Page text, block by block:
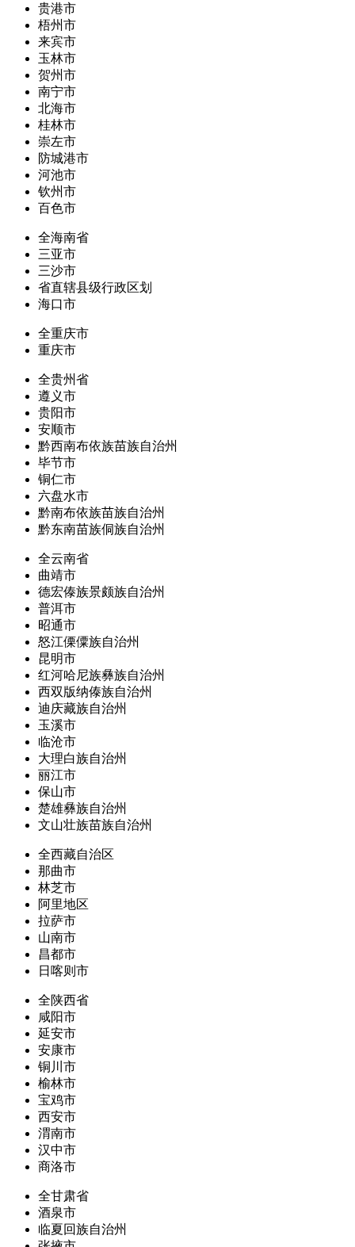
贵港市
梧州市
来宾市
玉林市
贺州市
南宁市
北海市
桂林市
崇左市
防城港市
河池市
钦州市
百色市
全海南省
三亚市
三沙市
省直辖县级行政区划
海口市
全重庆市
重庆市
全贵州省
遵义市
贵阳市
安顺市
黔西南布依族苗族自治州
毕节市
铜仁市
六盘水市
黔南布依族苗族自治州
黔东南苗族侗族自治州
全云南省
曲靖市
德宏傣族景颇族自治州
普洱市
昭通市
怒江傈僳族自治州
昆明市
红河哈尼族彝族自治州
西双版纳傣族自治州
迪庆藏族自治州
玉溪市
临沧市
大理白族自治州
丽江市
保山市
楚雄彝族自治州
文山壮族苗族自治州
全西藏自治区
那曲市
林芝市
阿里地区
拉萨市
山南市
昌都市
日喀则市
全陕西省
咸阳市
延安市
安康市
铜川市
榆林市
宝鸡市
西安市
渭南市
汉中市
商洛市
全甘肃省
酒泉市
临夏回族自治州